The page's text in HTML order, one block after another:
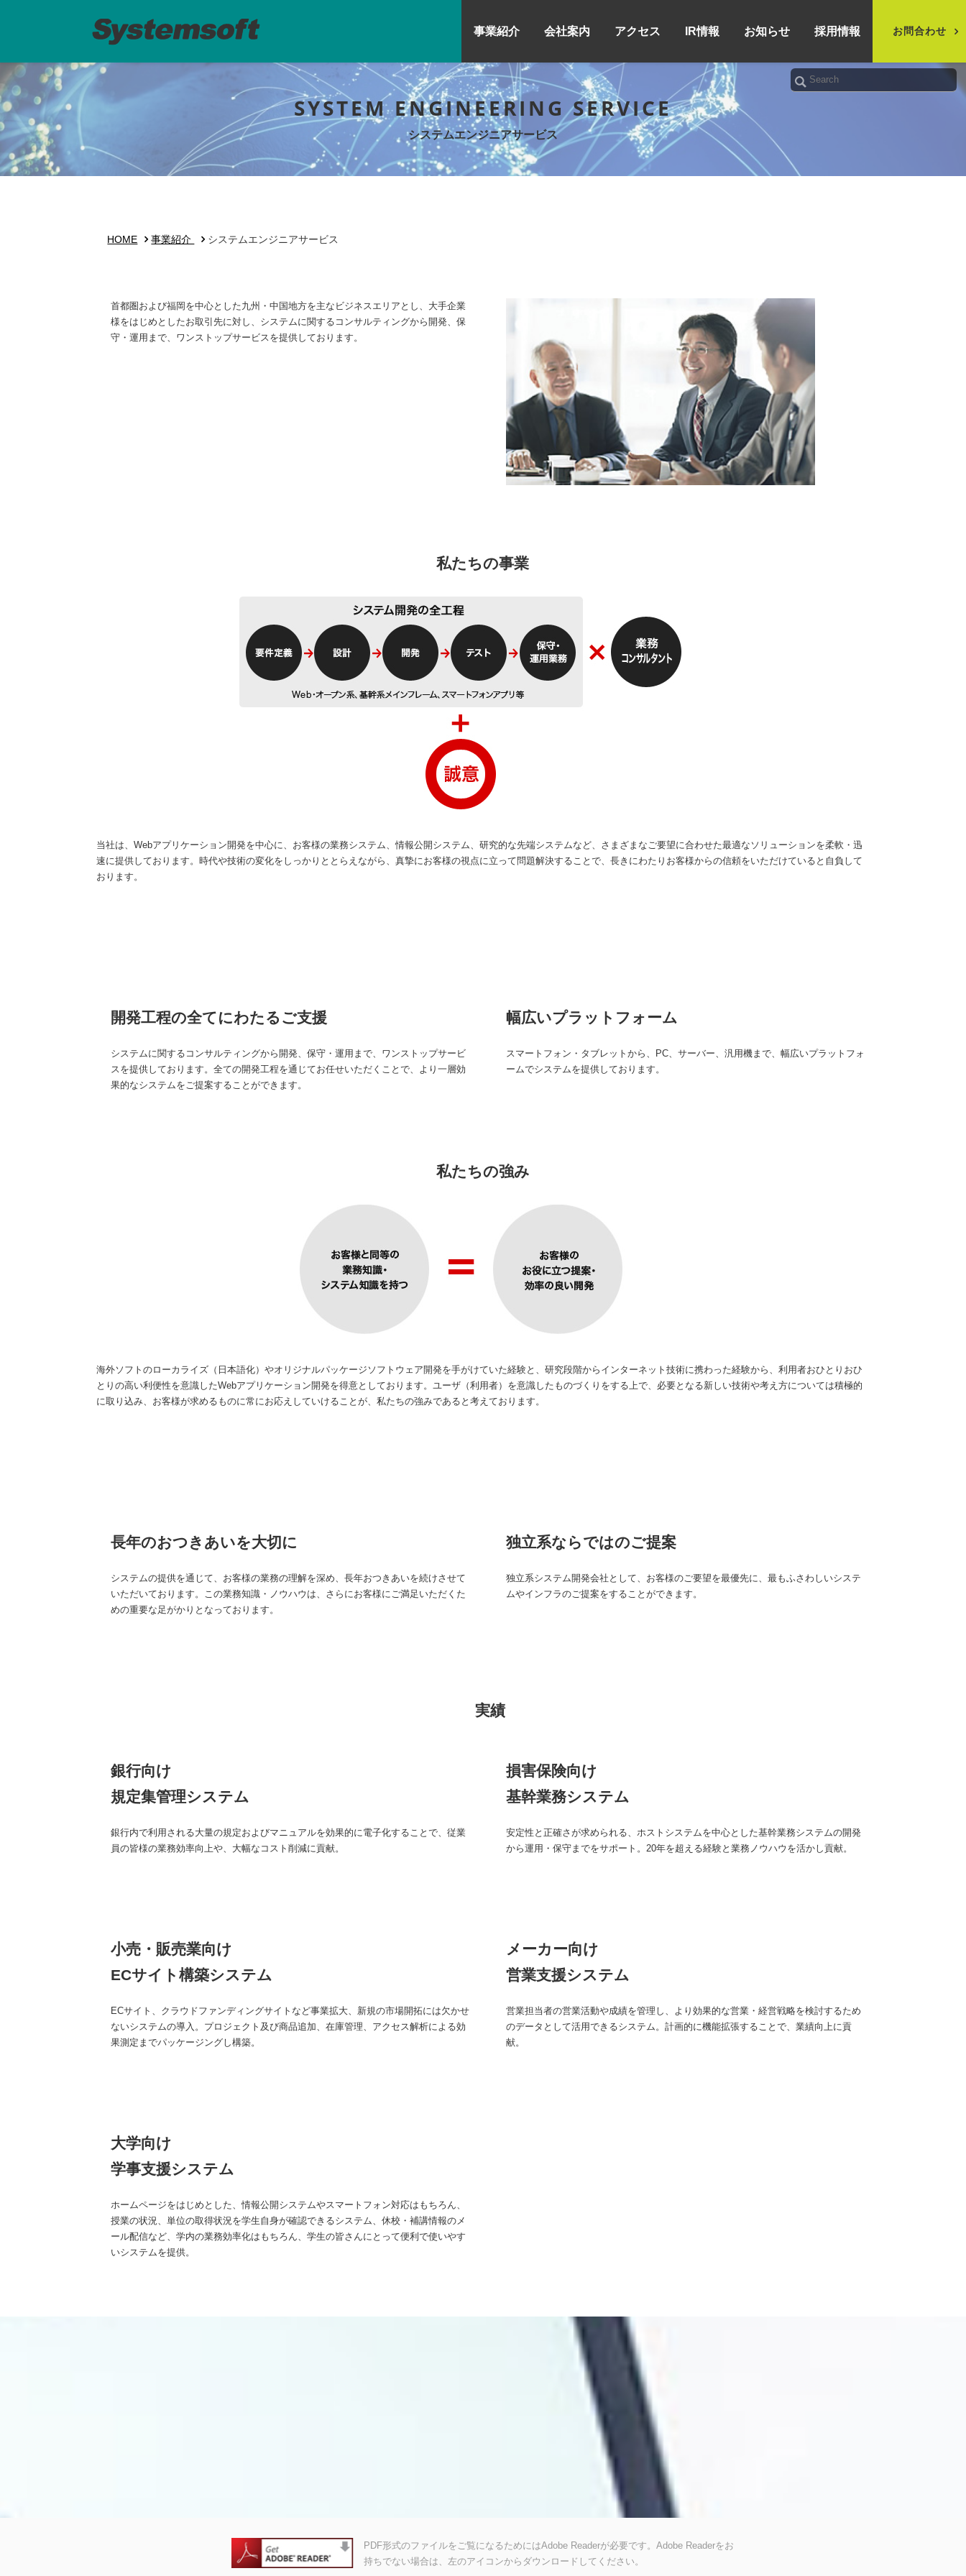
事業紹介 会社案内 アクセス IR情報 お知らせ 採用情報 お問合わせ
SYSTEM ENGINEERING SERVICE
システムエンジニアサービス
HOME 事業紹介 システムエンジニアサービス
首都圏および福岡を中心とした九州・中国地方を主なビジネスエリアとし、大手企業
様をはじめとしたお取引先に対し、システムに関するコンサルティングから開発、保
守・運用まで、ワンストップサービスを提供しております。
私たちの事業
当社は、Webアプリケーション開発を中心に、お客様の業務システム、情報公開システム、研究的な先端システムなど、さまざまなご要望に合わせた最適なソリューションを柔軟・迅
速に提供しております。時代や技術の変化をしっかりととらえながら、真摯にお客様の視点に立って問題解決することで、長きにわたりお客様からの信頼をいただけていると自負して
おります。
開発工程の全てにわたるご支援
システムに関するコンサルティングから開発、保守・運用まで、ワンストップサービ
スを提供しております。全ての開発工程を通じてお任せいただくことで、より一層効
果的なシステムをご提案することができます。
幅広いプラットフォーム
スマートフォン・タブレットから、PC、サーバー、汎用機まで、幅広いプラットフォ
ームでシステムを提供しております。
私たちの強み
海外ソフトのローカライズ（日本語化）やオリジナルパッケージソフトウェア開発を手がけていた経験と、研究段階からインターネット技術に携わった経験から、利用者おひとりおひ
とりの高い利便性を意識したWebアプリケーション開発を得意としております。ユーザ（利用者）を意識したものづくりをする上で、必要となる新しい技術や考え方については積極的
に取り込み、お客様が求めるものに常にお応えしていけることが、私たちの強みであると考えております。
長年のおつきあいを大切に
システムの提供を通じて、お客様の業務の理解を深め、長年おつきあいを続けさせて
いただいております。この業務知識・ノウハウは、さらにお客様にご満足いただくた
めの重要な足がかりとなっております。
独立系ならではのご提案
独立系システム開発会社として、お客様のご要望を最優先に、最もふさわしいシステ
ムやインフラのご提案をすることができます。
実績
銀行向け
規定集管理システム
銀行内で利用される大量の規定およびマニュアルを効果的に電子化することで、従業
員の皆様の業務効率向上や、大幅なコスト削減に貢献。
損害保険向け
基幹業務システム
安定性と正確さが求められる、ホストシステムを中心とした基幹業務システムの開発
から運用・保守までをサポート。20年を超える経験と業務ノウハウを活かし貢献。
小売・販売業向け
ECサイト構築システム
ECサイト、クラウドファンディングサイトなど事業拡大、新規の市場開拓には欠かせ
ないシステムの導入。プロジェクト及び商品追加、在庫管理、アクセス解析による効
果測定までパッケージングし構築。
メーカー向け
営業支援システム
営業担当者の営業活動や成績を管理し、より効果的な営業・経営戦略を検討するため
のデータとして活用できるシステム。計画的に機能拡張することで、業績向上に貢
献。
大学向け
学事支援システム
ホームページをはじめとした、情報公開システムやスマートフォン対応はもちろん、
授業の状況、単位の取得状況を学生自身が確認できるシステム、休校・補講情報のメ
ール配信など、学内の業務効率化はもちろん、学生の皆さんにとって便利で使いやす
いシステムを提供。
PDF形式のファイルをご覧になるためにはAdobe Readerが必要です。Adobe Readerをお
持ちでない場合は、左のアイコンからダウンロードしてください。